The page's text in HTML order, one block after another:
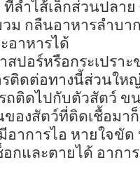
ลำไส้เล็กส่วนปลา
ม กลืนอาหารลำบา
อาหารได้
ปอร์หรือกระเปราะ
ติดต่อทางนี้ส่วนให
ถติดไปกับตัวสัตว์ ข
องสัตว์ที่ติดเชื้อมา
าการไอ หายใจขัด
กและตายได้ อากา